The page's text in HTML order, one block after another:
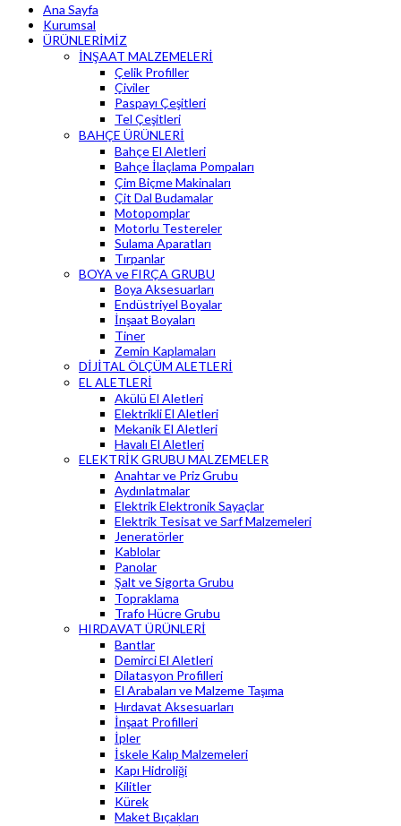
Ana Sayfa
Kurumsal
ÜRÜNLERİMİZ
İNŞAAT MALZEMELERİ
Çelik Profiller
Çiviler
Paspayı Çeşitleri
Tel Çeşitleri
BAHÇE ÜRÜNLERİ
Bahçe El Aletleri
Bahçe İlaçlama Pompaları
Çim Biçme Makinaları
Çit Dal Budamalar
Motopomplar
Motorlu Testereler
Sulama Aparatları
Tırpanlar
BOYA ve FIRÇA GRUBU
Boya Aksesuarları
Endüstriyel Boyalar
İnşaat Boyaları
Tiner
Zemin Kaplamaları
DİJİTAL ÖLÇÜM ALETLERİ
EL ALETLERİ
Akülü El Aletleri
Elektrikli El Aletleri
Mekanik El Aletleri
Havalı El Aletleri
ELEKTRİK GRUBU MALZEMELER
Anahtar ve Priz Grubu
Aydınlatmalar
Elektrik Elektronik Sayaçlar
Elektrik Tesisat ve Sarf Malzemeleri
Jeneratörler
Kablolar
Panolar
Şalt ve Sigorta Grubu
Topraklama
Trafo Hücre Grubu
HIRDAVAT ÜRÜNLERİ
Bantlar
Demirci El Aletleri
Dilatasyon Profilleri
El Arabaları ve Malzeme Taşıma
Hırdavat Aksesuarları
İnşaat Profilleri
İpler
İskele Kalıp Malzemeleri
Kapı Hidroliği
Kilitler
Kürek
Maket Bıçakları